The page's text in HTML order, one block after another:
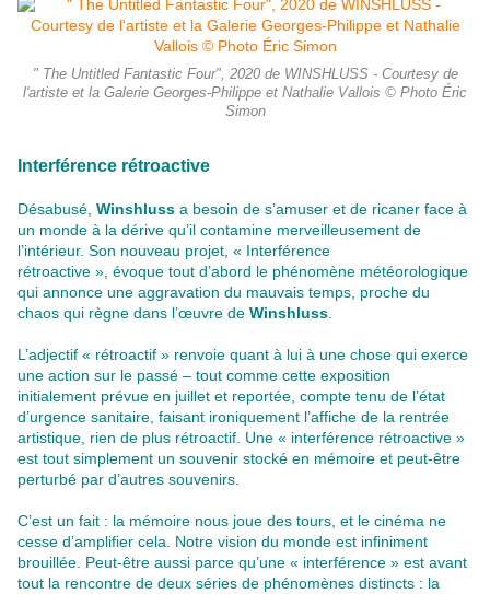
" The Untitled Fantastic Four", 2020 de WINSHLUSS - Courtesy de
l'artiste et la Galerie Georges-Philippe et Nathalie Vallois © Photo Éric
Simon
Interférence rétroactive
Désabusé, Winshluss a besoin de s’amuser et de ricaner face à
un monde à la dérive qu’il contamine merveilleusement de
l’intérieur. Son nouveau projet, « Interférence
rétroactive », évoque tout d’abord le phénomène météorologique
qui annonce une aggravation du mauvais temps, proche du
chaos qui règne dans l’œuvre de Winshluss
L’adjectif « rétroactif » renvoie quant à lui à une chose qui exerce
une action sur le passé – tout comme cette exposition
initialement prévue en juillet et reportée, compte tenu de l’état
d’urgence sanitaire, faisant ironiquement l’affiche de la rentrée
artistique, rien de plus rétroactif. Une « interférence rétroactive »
est tout simplement un souvenir stocké en mémoire et peut-être
perturbé par d’autres souvenirs.
C’est un fait : la mémoire nous joue des tours, et le cinéma ne
cesse d’amplifier cela. Notre vision du monde est infiniment
brouillée. Peut-être aussi parce qu’une « interférence » est avant
tout la rencontre de deux séries de phénomènes distincts : la